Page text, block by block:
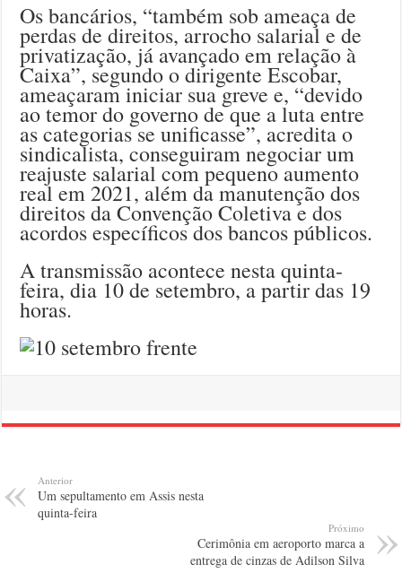
Os bancários, “também sob ameaça de
perdas de direitos, arrocho salarial e de
privatização, já avançado em relação à
Caixa”, segundo o dirigente Escobar,
ameaçaram iniciar sua greve e, “devido
ao temor do governo de que a luta entre
as categorias se unificasse”, acredita o
sindicalista, conseguiram negociar um
reajuste salarial com pequeno aumento
real em 2021, além da manutenção dos
direitos da Convenção Coletiva e dos
acordos específicos dos bancos públicos.
A transmissão acontece nesta quinta-
feira, dia 10 de setembro, a partir das 19
horas.
Anterior
Um sepultamento em Assis nesta
quinta-feira
Próximo
Cerimônia em aeroporto marca a
entrega de cinzas de Adilson Silva